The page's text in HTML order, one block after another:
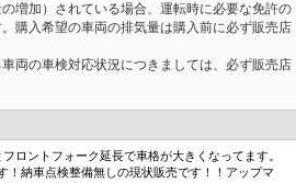
増加）されている場合、運転時に必要な免許の
購入希望の車両の排気量は購入前に必ず販売店
両の車検対応状況につきましては、必ず販売店
フロントフォーク延長で車格が大きくなってます。
！納車点検整備無しの現状販売です！！アップマ